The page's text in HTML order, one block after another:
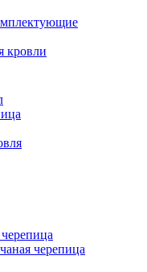
кровли
черепица